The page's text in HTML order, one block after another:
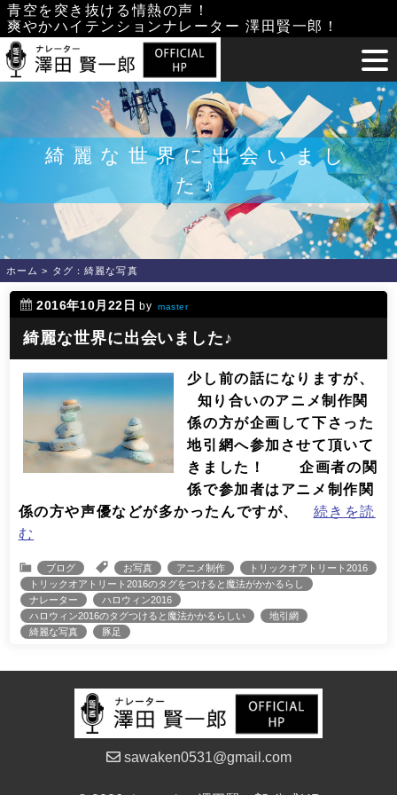
Skip
to
content
青空を突き抜ける情熱の声！
爽やかハイテンションナレーター 澤田賢一郎！
綺麗な世界に出会いまし
た♪
ホーム > タグ：綺麗な写真
2016年10月22日 by master
綺麗な世界に出会いました♪
少し前の話になりますが、
知り合いのアニメ制作関
係の方が企画して下さった
地引網へ参加させて頂いて
きました！ 企画者の関
係で参加者はアニメ制作関
係の方や声優などが多かったんですが、 続きを読
む
ブログ お写真 アニメ制作
トリックオアトリート2016
トリックオアトリート2016のタグをつけると魔法がかかるらし
ナレーター
ハロウィン2016
ハロウィン2016のタグつけると魔法かかるらしい
地引網
綺麗な写真
豚足
sawaken0531@gmail.com